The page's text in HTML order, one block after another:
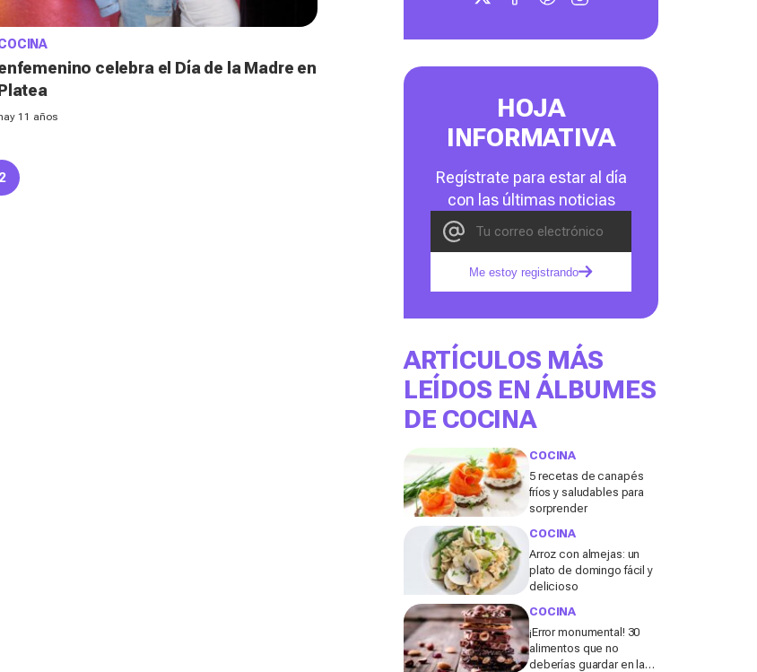
celebra el Día de la Madre en
11 años
2
HOJA
INFORMATIVA
Regístrate para estar al día
con las últimas noticias
Me estoy registrando
ARTÍCULOS MÁS
LEÍDOS EN ÁLBUMES
DE COCINA
COCINA
5 recetas de canapés
fríos y saludables para
sorprender
COCINA
Arroz con almejas: un
plato de domingo fácil y
delicioso
COCINA
¡Error monumental! 30
alimentos que no
deberías guardar en la